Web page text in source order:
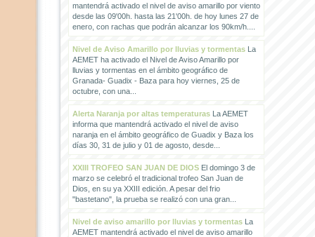
mantendrá activado el nivel de aviso amarillo por viento
desde las 09'00h. hasta las 21'00h. de hoy lunes 27 de
enero, con rachas que podrán alcanzar los 90km/h....
Nivel de Aviso Amarillo por lluvias y tormentasLa
AEMET ha activado el Nivel de Aviso Amarillo por
lluvias y tormentas en el ámbito geográfico de
Granada- Guadix - Baza para hoy viernes, 25 de
octubre, con una...
Alerta Naranja por altas temperaturasLa AEMET
informa que mantendrá activado el nivel de aviso
naranja en el ámbito geográfico de Guadix y Baza los
días 30, 31 de julio y 01 de agosto, desde...
XXIII TROFEO SAN JUAN DE DIOSEl domingo 3 de
marzo se celebró el tradicional trofeo San Juan de
Dios, en su ya XXIII edición. A pesar del frio
"bastetano", la prueba se realizó con una gran...
Nivel de aviso amarillo por lluvias y tormentasLa
AEMET mantendrá activado el nivel de aviso amarillo